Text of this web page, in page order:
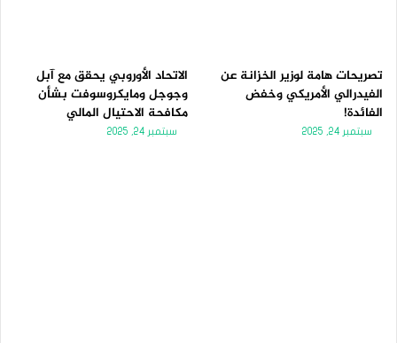
تصريحات هامة لوزير الخزانة عن
الفيدرالي الأمريكي وخفض
الفائدة!
سبتمبر 24, 2025
الاتحاد الأوروبي يحقق مع آبل
وجوجل ومايكروسوفت بشأن
مكافحة الاحتيال المالي
سبتمبر 24, 2025